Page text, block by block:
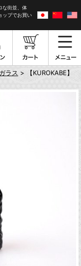
な街並、体
ップでお買い
ラス > 【KUROKABE】